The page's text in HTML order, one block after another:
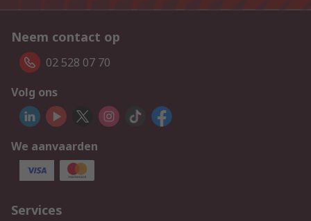
Neem contact op
02 528 07 70
Volg ons
We aanvaarden
Services